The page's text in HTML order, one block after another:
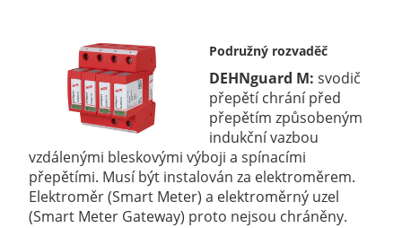
Podružný rozvaděč
DEHNguard M: svodič
přepětí chrání před
přepětím způsobeným
indukční vazbou
vzdálenými bleskovými výboji a spínacími
přepětími. Musí být instalován za elektroměrem.
Elektroměr (Smart Meter) a elektroměrný uzel
(Smart Meter Gateway) proto nejsou chráněny.